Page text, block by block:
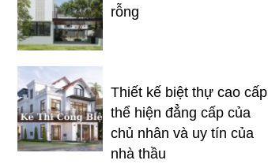
rỗng
Thiết kế biệt thự cao cấp
thể hiện đẳng cấp của
chủ nhân và uy tín của
nhà thầu